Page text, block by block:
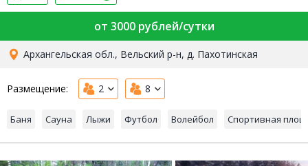
от 3000 рублей/сутки
Архангельская обл., Вельский р-н, д. Пахотинская
Размещение: 2 8
Баня Сауна Лыжи Футбол Волейбол Спортивная